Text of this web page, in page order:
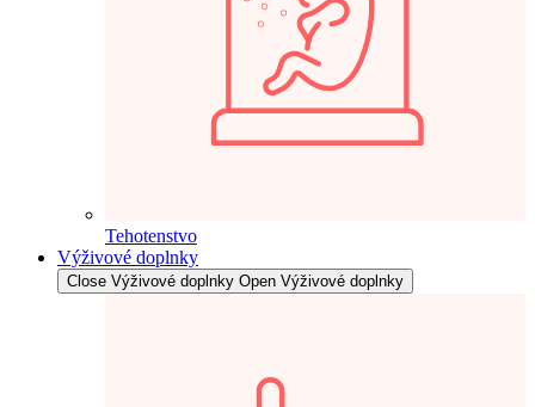
Tehotenstvo
Výživové doplnky
Close Výživové doplnky Open Výživové doplnky